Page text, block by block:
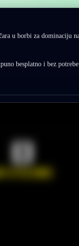
u borbi za dominaciju
besplatno i bez